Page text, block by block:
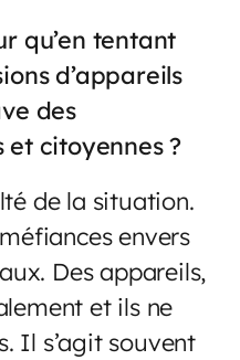
qu’en tentant
d’appareils
des
et citoyennes ?
de la situation.
envers
Des appareils,
et ils ne
Il s’agit souvent